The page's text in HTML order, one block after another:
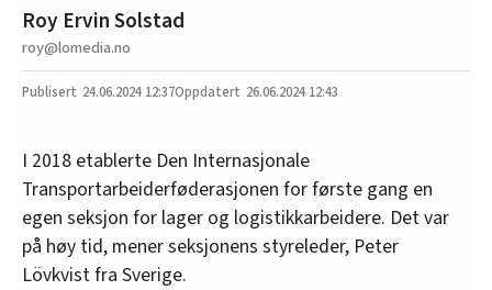
Roy Ervin Solstad
roy@lomedia.no
24.06.2024 12:37 26.06.2024 12:43
I 2018 etablerte Den Internasjonale
Transportarbeiderføderasjonen for første gang en
egen seksjon for lager og logistikkarbeidere. Det var
på høy tid, mener seksjonens styreleder, Peter
Lövkvist fra Sverige.